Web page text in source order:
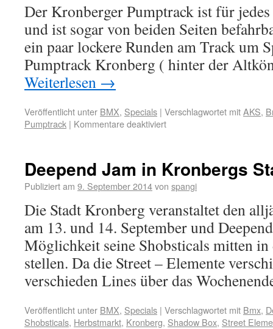
Der Kronberger Pumptrack ist für
und ist sogar von beiden Seiten
ein paar lockere Runden am Track um
Pumptrack Kronberg ( hinter der
Weiterlesen →
Veröffentlicht unter BMX, Specials | Verschlagwortet mitAKS,
Pumptrack | Kommentare deaktiviert
Deepend Jam in Kronbergs
Publiziert am 9. September 2014von spangi
Die Stadt Kronberg veranstaltet den
am 13. und 14. September und
Möglichkeit seine Shobsticals mitten
stellen. Da die Street – Elemente
verschieden Lines über das
Veröffentlicht unter BMX, Specials | Verschlagwortet mit Bmx,
Shobsticals, Herbstmarkt, Kronberg, Shadow Box, Street